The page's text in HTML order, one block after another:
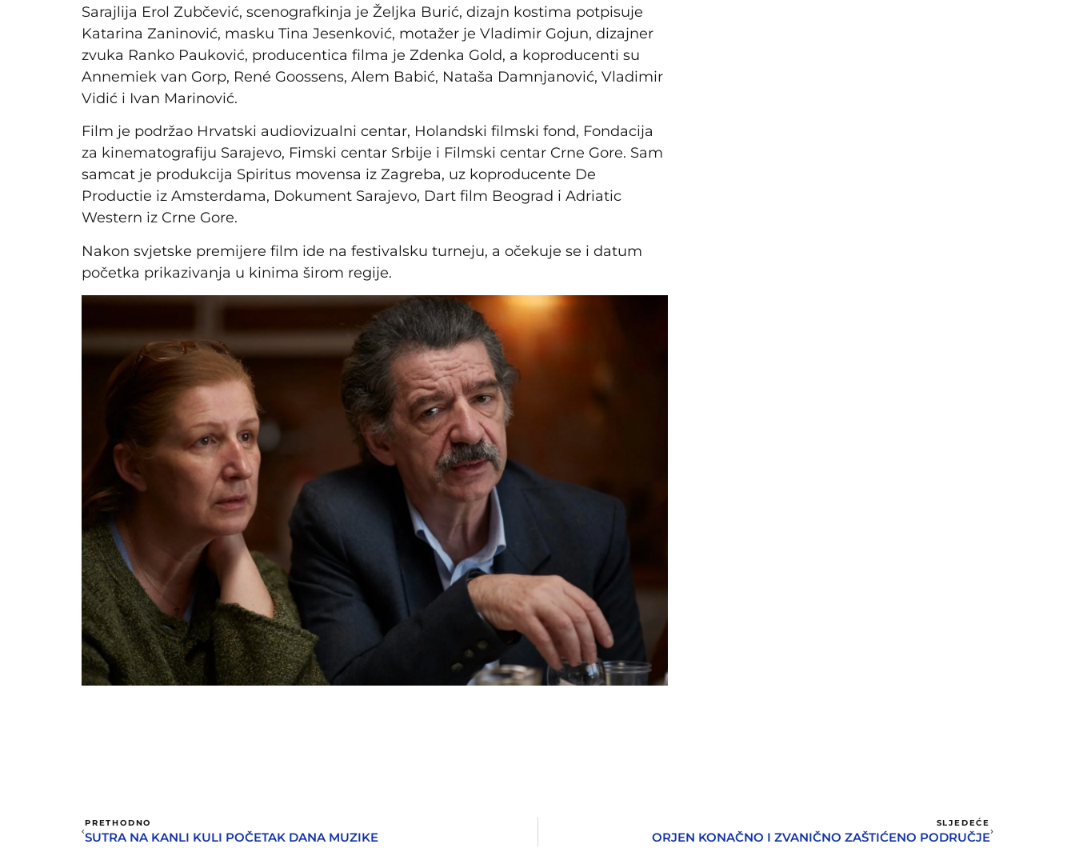
Sarajlija Erol Zubčević, scenografkinja je Željka Burić, dizajn kostima potpisuje
Katarina Zaninović, masku Tina Jesenković, motažer je Vladimir Gojun, dizajner
zvuka Ranko Pauković, producentica filma je Zdenka Gold, a koproducenti su
Annemiek van Gorp, René Goossens, Alem Babić, Nataša Damnjanović, Vladimir
Vidić i Ivan Marinović.
Film je podržao Hrvatski audiovizualni centar, Holandski filmski fond, Fondacija
za kinematografiju Sarajevo, Fimski centar Srbije i Filmski centar Crne Gore. Sam
samcat je produkcija Spiritus movensa iz Zagreba, uz koproducente De
Productie iz Amsterdama, Dokument Sarajevo, Dart film Beograd i Adriatic
Western iz Crne Gore.
Nakon svjetske premijere film ide na festivalsku turneju, a očekuje se i datum
početka prikazivanja u kinima širom regije.
PRETHODNO
SUTRA NA KANLI KULI POČETAK DANA MUZIKE
SLJEDEĆE
ORJEN KONAČNO I ZVANIČNO ZAŠTIĆENO PODRUČJE